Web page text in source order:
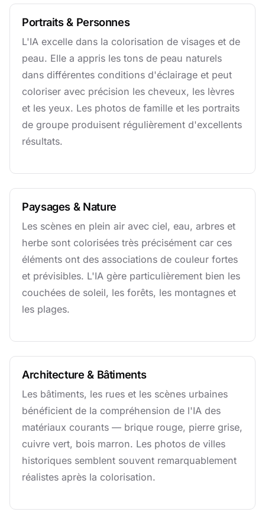
Portraits & Personnes
L'IA excelle dans la colorisation de visages et de
peau. Elle a appris les tons de peau naturels
dans différentes conditions d'éclairage et peut
coloriser avec précision les cheveux, les lèvres
et les yeux. Les photos de famille et les portraits
de groupe produisent régulièrement d'excellents
résultats.
Paysages & Nature
Les scènes en plein air avec ciel, eau, arbres et
herbe sont colorisées très précisément car ces
éléments ont des associations de couleur fortes
et prévisibles. L'IA gère particulièrement bien les
couchées de soleil, les forêts, les montagnes et
les plages.
Architecture & Bâtiments
Les bâtiments, les rues et les scènes urbaines
bénéficient de la compréhension de l'IA des
matériaux courants — brique rouge, pierre grise,
cuivre vert, bois marron. Les photos de villes
historiques semblent souvent remarquablement
réalistes après la colorisation.